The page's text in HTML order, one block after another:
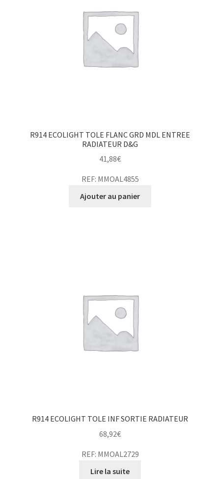
R914 ECOLIGHT TOLE FLANC GRD MDL ENTREE
RADIATEUR D&G
41,88€
REF: MMOAL4855
Ajouter au panier
R914 ECOLIGHT TOLE INF SORTIE RADIATEUR
68,92€
REF: MMOAL2729
Lire la suite